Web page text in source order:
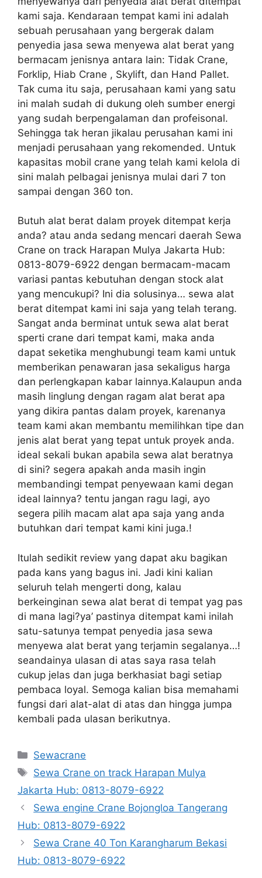
kami saja. Kendaraan tempat kami ini adalah
sebuah perusahaan yang bergerak dalam
penyedia jasa sewa menyewa alat berat yang
bermacam jenisnya antara lain: Tidak Crane,
Forklip, Hiab Crane , Skylift, dan Hand Pallet.
Tak cuma itu saja, perusahaan kami yang satu
ini malah sudah di dukung oleh sumber energi
yang sudah berpengalaman dan profeisonal.
Sehingga tak heran jikalau perusahan kami ini
menjadi perusahaan yang rekomended. Untuk
kapasitas mobil crane yang telah kami kelola di
sini malah pelbagai jenisnya mulai dari 7 ton
sampai dengan 360 ton.
Butuh alat berat dalam proyek ditempat kerja
anda? atau anda sedang mencari daerah Sewa
Crane on track Harapan Mulya Jakarta Hub:
0813-8079-6922 dengan bermacam-macam
variasi pantas kebutuhan dengan stock alat
yang mencukupi? Ini dia solusinya… sewa alat
berat ditempat kami ini saja yang telah terang.
Sangat anda berminat untuk sewa alat berat
sperti crane dari tempat kami, maka anda
dapat seketika menghubungi team kami untuk
memberikan penawaran jasa sekaligus harga
dan perlengkapan kabar lainnya.Kalaupun anda
masih linglung dengan ragam alat berat apa
yang dikira pantas dalam proyek, karenanya
team kami akan membantu memilihkan tipe dan
jenis alat berat yang tepat untuk proyek anda.
ideal sekali bukan apabila sewa alat beratnya
di sini? segera apakah anda masih ingin
membandingi tempat penyewaan kami degan
ideal lainnya? tentu jangan ragu lagi, ayo
segera pilih macam alat apa saja yang anda
butuhkan dari tempat kami kini juga.!
Itulah sedikit review yang dapat aku bagikan
pada kans yang bagus ini. Jadi kini kalian
seluruh telah mengerti dong, kalau
berkeinginan sewa alat berat di tempat yag pas
di mana lagi?ya’ pastinya ditempat kami inilah
satu-satunya tempat penyedia jasa sewa
menyewa alat berat yang terjamin segalanya…!
seandainya ulasan di atas saya rasa telah
cukup jelas dan juga berkhasiat bagi setiap
pembaca loyal. Semoga kalian bisa memahami
fungsi dari alat-alat di atas dan hingga jumpa
kembali pada ulasan berikutnya.
Categories
Sewacrane
Tags
Sewa Crane on track Harapan Mulya
Jakarta Hub: 0813-8079-6922
Sewa engine Crane Bojongloa Tangerang
Hub: 0813-8079-6922
Sewa Crane 40 Ton Karangharum Bekasi
Hub: 0813-8079-6922